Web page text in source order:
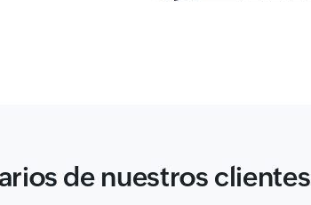
de nuestros clientes